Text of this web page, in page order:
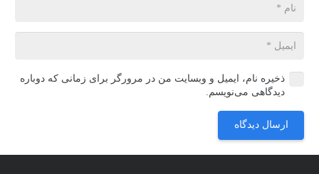
ذخیره نام، ایمیل و وبسایت من در مرورگر برای زمانی که دوباره
دیدگاهی می‌نویسم.
ارسال دیدگاه